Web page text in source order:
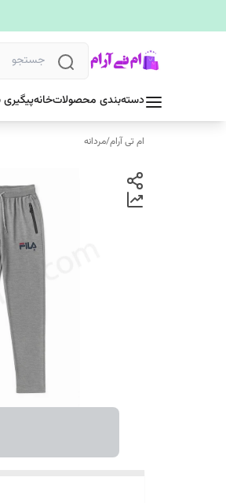
دسته‌بندی محصولاتخانه
ام تی آرام/مردانه